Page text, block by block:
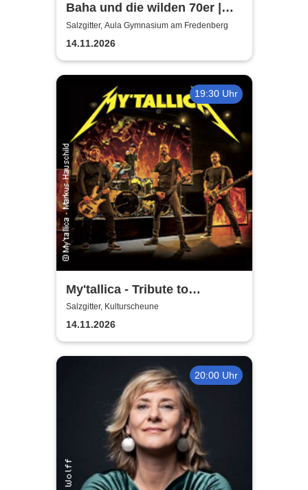
Baha und die wilden 70er |
Aula Gymnasium am
Fredenberg
Salzgitter, Aula Gymnasium am Fredenberg
14.11.2026
19:30 Uhr
My'tallica - Tribute to
Metallica
Salzgitter, Kulturscheune
14.11.2026
20:00 Uhr